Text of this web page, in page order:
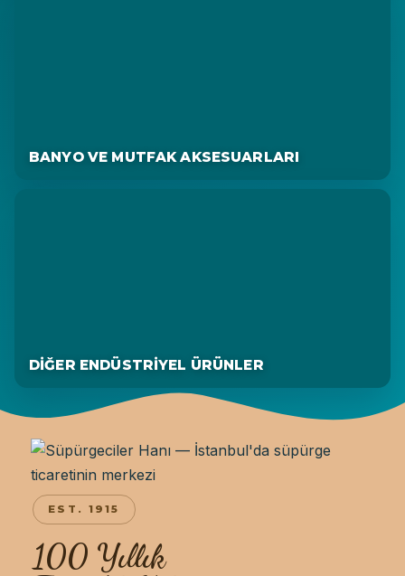
BANYO VE MUTFAK AKSESUARLARI
DIĞER ENDÜSTRIYEL ÜRÜNLER
EST. 1915
100 Yıllık